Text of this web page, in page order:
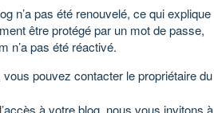
n’a pas été renouvelé, ce qui explique
être protégé par un mot de passe,
n’a pas été réactivé.
pouvez contacter le propriétaire du
à votre blog, nous vous invitons à